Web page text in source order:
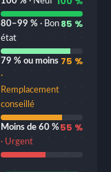
80–99 % · Bon
état
85 %
79 % ou moins
·
Remplacement
conseillé
75 %
Moins de 60 %
· Urgent
55 %